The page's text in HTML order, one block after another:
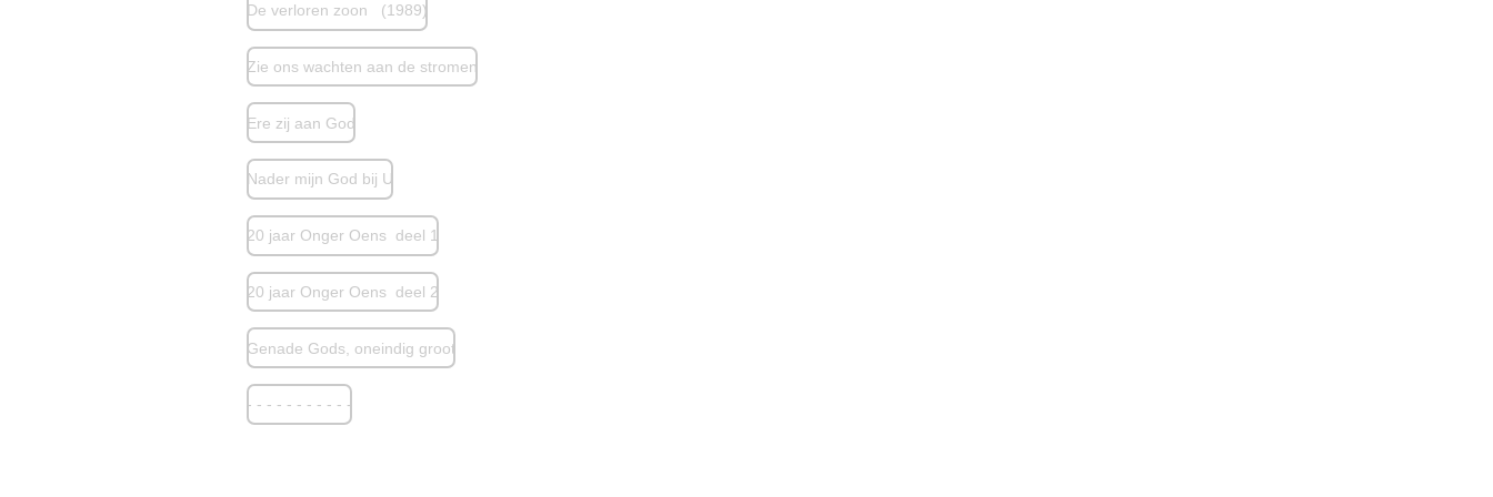
De verloren zoon (1989)
Zie ons wachten aan de stromen
Ere zij aan God
Nader mijn God bij U
20 jaar Onger Oens deel 1
20 jaar Onger Oens deel 2
Genade Gods, oneindig groot
- - - - - - - - - - -